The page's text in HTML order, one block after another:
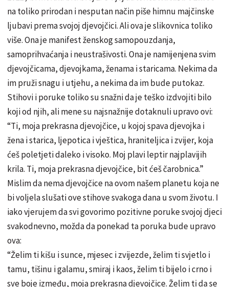
na toliko prirodan i nesputan način piše himnu majčinske
ljubavi prema svojoj djevojčici. Ali ova je slikovnica toliko
više. Ona je manifest ženskog samopouzdanja,
samoprihvaćanja i neustrašivosti. Ona je namijenjena svim
djevojčicama, djevojkama, ženama i staricama. Nekima da
im pruži snagu i utjehu, a nekima da im bude putokaz.
Stihovi i poruke toliko su snažni da je teško izdvojiti bilo
koji od njih, ali mene su najsnažnije dotaknuli upravo ovi:
“Ti, moja prekrasna djevojčice, u kojoj spava djevojka i
žena i starica, ljepotica i vještica, hraniteljica i zvijer, koja
ćeš poletjeti daleko i visoko. Moj plavi leptir najplavijih
krila. Ti, moja prekrasna djevojčice, bit ćeš čarobnica.”
Mislim da nema djevojčice na ovom našem planetu koja ne
bi voljela slušati ove stihove svakoga dana u svom životu. I
iako vjerujem da svi govorimo pozitivne poruke svojoj djeci
svakodnevno, možda da ponekad ta poruka bude upravo
ova:
“Želim ti kišu i sunce, mjesec i zvijezde, želim ti svjetlo i
tamu, tišinu i galamu, smiraj i kaos, želim ti bijelo i crno i
sve boje između, moja prekrasna djevojčice. Želim ti da se